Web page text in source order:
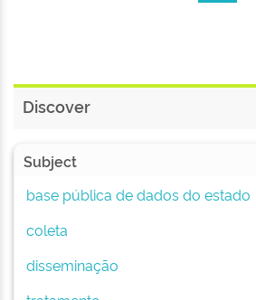
Discover
Subject
base pública de dados do estado
coleta
disseminação